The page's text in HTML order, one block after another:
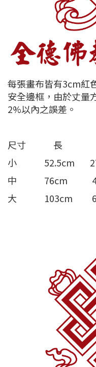
每張畫布皆有3cm紅
安全邊框，由於丈量
2%以內之誤差。
尺寸 長
小 52.5cm
中 76cm
大 103cm